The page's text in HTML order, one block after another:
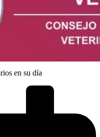
en su día